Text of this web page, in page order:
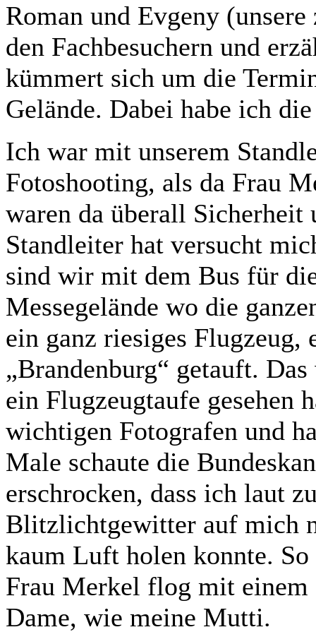
Roman und Evgeny
den Fachbesuchern und
kümmert sich um die
Gelände. Dabei habe ich
Ich war mit unserem
Fotoshooting, als da Frau
waren da überall
Standleiter hat versucht
sind wir mit dem Bus für
Messegelände wo die
ein ganz riesiges Flugzeug,
„Brandenburg“ getauft.
ein Flugzeugtaufe gesehen
wichtigen Fotografen und
Male schaute die
erschrocken, dass ich laut
Blitzlichtgewitter auf mich
kaum Luft holen konnte.
Frau Merkel flog mit einem
Dame, wie meine Mutti.